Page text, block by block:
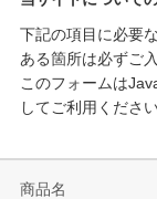
下記の項目に必要
ある箇所は必ずご
このフォームは
してご利用ください
商品名